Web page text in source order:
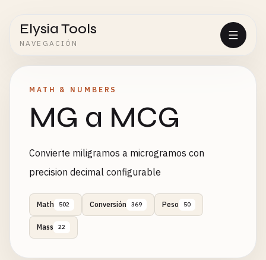
Elysia Tools
NAVEGACIÓN
MATH & NUMBERS
MG a MCG
Convierte miligramos a microgramos con
precision decimal configurable
Math 502 Conversión 369 Peso 50
Mass 22